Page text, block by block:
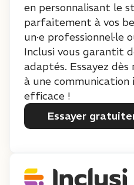
en personnalisant le
parfaitement à vos
un·e professionnel·le
Inclusi vous garantit
adaptés. Essayez
à une communication
efficace !
Essayer